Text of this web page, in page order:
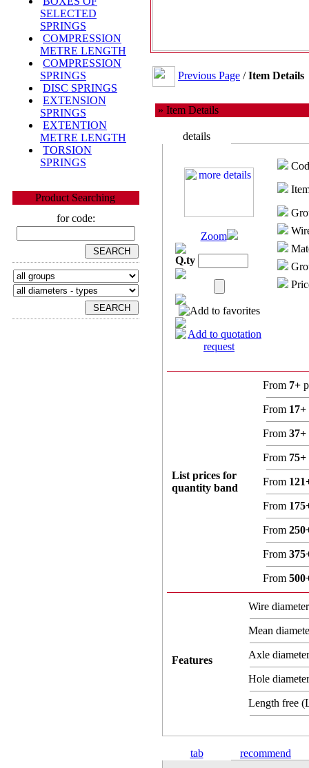
SELECTED
SPRINGS
COMPRESSION
METRE LENGTH
COMPRESSION
SPRINGS
DISC SPRINGS
EXTENSION
SPRINGS
EXTENTION
METRE LENGTH
TORSION
SPRINGS
Product Searching
for code:
Previous Page /Item Details
» Item Details
details
Zoom
Q.ty
List prices for
quantity band
From 7+
From 17+
From 37+
From 75+
From
From
From
From
From
Features
Wire
Mean
Axle
Hole
Length free
tab recommend